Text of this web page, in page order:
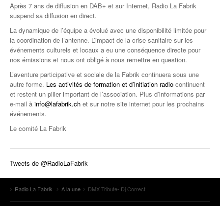
Après 7 ans de diffusion en DAB+ et sur Internet, Radio La Fabrik
suspend sa diffusion en direct.
La dynamique de l’équipe a évolué avec une disponibilité limitée pour
la coordination de l’antenne. L’impact de la crise sanitaire sur les
événements culturels et locaux a eu une conséquence directe pour
nos émissions et nous ont obligé à nous remettre en question.
L’aventure participative et sociale de la Fabrik continuera sous une
autre forme. Les activités de formation et d’initiation radio continuent
et restent un pilier important de l’association. Plus d’informations par
e-mail à info@lafabrik.ch et sur notre site internet pour les prochains
événements.
Le comité La Fabrik
Tweets de @RadioLaFabrik
Radio La Fabrik A la une DMX Tribute- Dj Correct